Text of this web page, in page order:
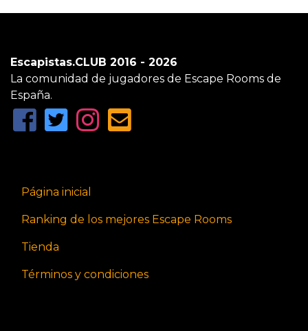
Escapistas.CLUB 2016 - 2026
La comunidad de jugadores de Escape Rooms de
España.
Página inicial
Ranking de los mejores Escape Rooms
Tienda
Términos y condiciones